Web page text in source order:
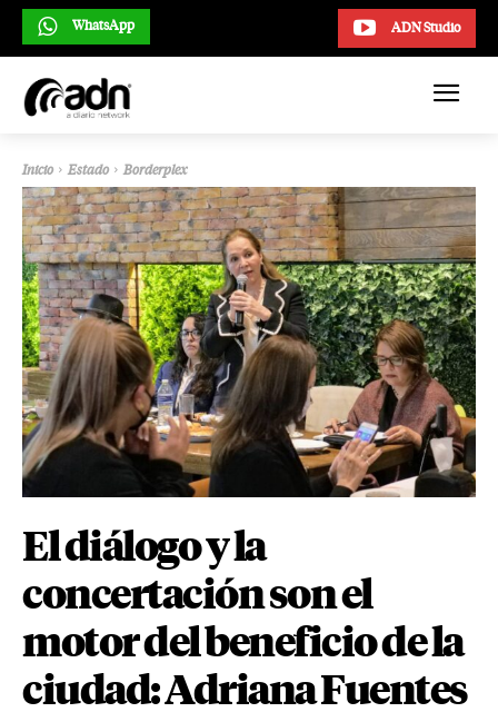
ADN Studio
WhatsApp
Inicio Estado Borderplex
El diálogo y la
concertación son el
motor del beneficio de la
ciudad: Adriana Fuentes